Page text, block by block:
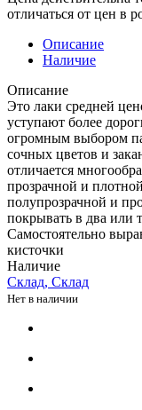
отличаться от цен в
Описание
Наличие
Описание
Это лаки средней
уступают более
огромным выбором
сочных цветов и
отличается
прозрачной и
полупрозрачной и
покрывать в два или
Самостоятельно
кисточки
Наличие
Склад, Склад
Нет в наличии